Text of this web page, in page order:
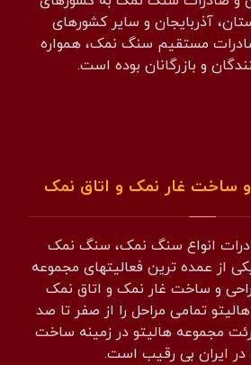
آذربایجان و سایر کشورهای
مستقیم سنگ نمک، همواره
و بازرگانان بوده است.
و ساخت غار نمک و اتاق نمک
انواع سنگ نمک، سنگ نمک
از عمده ترین فعالیتهای مجموعه
و ساخت غار نمک و اتاق نمک
تمامی مراحل را از صفر تا صد
مجموعه هالیتو در زمینه ساخت
در ایران بی رقیب است.